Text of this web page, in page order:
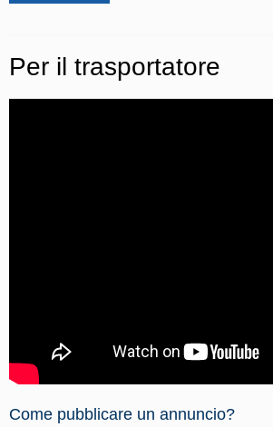
Per il trasportatore
Come pubblicare un annuncio?